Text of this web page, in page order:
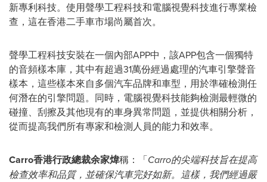
新專利科技。使用聲學工程科技和電腦視覺科技進行專業檢
查，這在香港二手車市場尚屬首次。
聲學工程科技安裝在一個內部APP中，該APP包含一個獨特
的音頻樣本庫，其中有超過31萬份經過處理的汽車引擎聲音
樣本，這些樣本來自多個汽车品牌和車型，用於準確檢測任
何潛在的引擎問題。同時，電腦視覺科技能夠檢測最輕微的
碰撞、刮擦及其他現有的車身異常問題，並提供相關分析，
從而提高我們所有專家和檢測人員的能力和效率。
Carro香港行政總裁余家煒稱：「Carro的尖端科技旨在提高
檢查效率和品質，並確保汽車完好如新。這樣，我們經過嚴